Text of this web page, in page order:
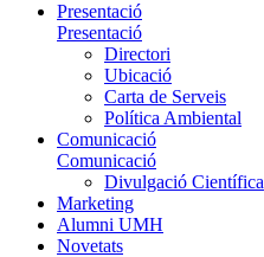
Presentació
Presentació
Directori
Ubicació
Carta de Serveis
Política Ambiental
Comunicació
Comunicació
Divulgació Científica
Marketing
Alumni UMH
Novetats